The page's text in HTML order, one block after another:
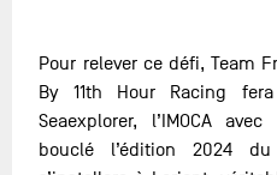
Pour relever ce défi, Team
By 11th Hour Racing
Seaexplorer, l’IMOCA
bouclé l’édition 2024 du